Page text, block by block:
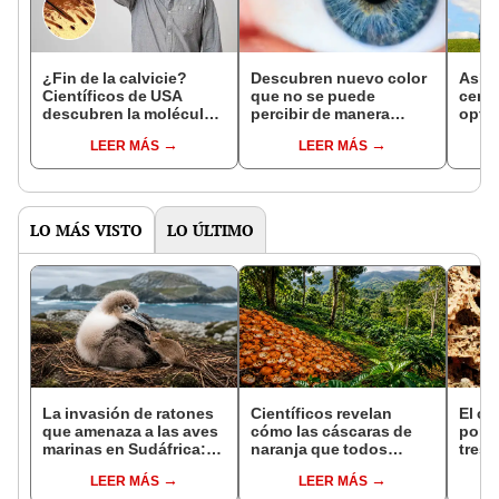
¿Fin de la calvicie?
Científicos de USA
descubren la molécula
crecimiento del pelo
LEER MÁS
Descubren nuevo color
que no se puede
percibir de manera
humano: solo 5
personas lo han visto
LEER MÁS
Así
LO MÁS VISTO LO ÚLTIMO
La invasión de ratones
que amenaza a las aves
marinas en Sudáfrica:
erradicación histórica
LEER MÁS
Científicos revelan
cómo las cáscaras de
naranja que todos
transformaron un
LEER MÁS
El
tres